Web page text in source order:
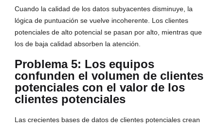
Cuando la calidad de los datos subyacentes disminuye, la
lógica de puntuación se vuelve incoherente. Los clientes
potenciales de alto potencial se pasan por alto, mientras que
los de baja calidad absorben la atención.
Problema 5: Los equipos
confunden el volumen de clientes
potenciales con el valor de los
clientes potenciales
Las crecientes bases de datos de clientes potenciales crean